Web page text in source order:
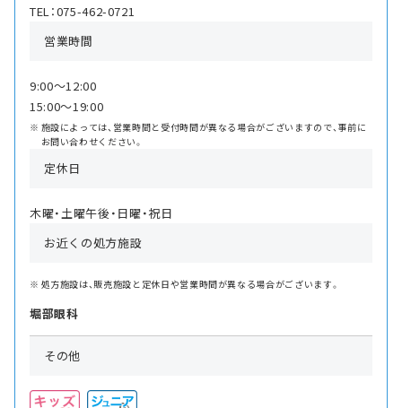
TEL：075-462-0721
営業時間
9:00〜12:00
15:00〜19:00
施設によっては、営業時間と受付時間が異なる場合がございますので、事前に
お問い合わせください。
定休日
木曜・土曜午後・日曜・祝日
お近くの処方施設
処方施設は、販売施設と定休日や営業時間が異なる場合がございます。
堀部眼科
その他